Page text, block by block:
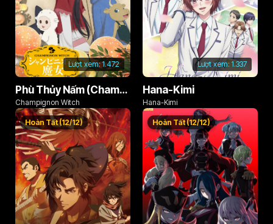
Lượt xem:1.472
Phù Thủy Nấm (Champignon no Majo)
Champignon Witch
Lượt xem: 1.337
Hana-Kimi
Hana-Kimi
Hoàn Tất (12/12) Hoàn Tất (12/12)